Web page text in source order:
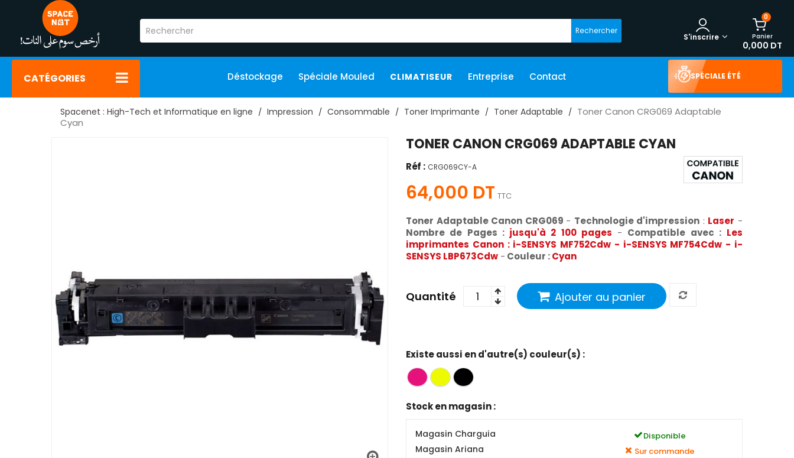
Rechercher
0
Panier
0,000 DT
S'inscrire
CATÉGORIES Déstockage Spéciale Mouled CLIMATISEUR Entreprise Contact SPÉCIALE ÉTÉ
Spacenet : High-Tech et Informatique en ligne Impression Consommable Toner Imprimante Toner Adaptable
Toner Canon CRG069 Adaptable
Cyan
TONER CANON CRG069 ADAPTABLE CYAN
Réf : CRG069CY-A
64,000 DT TTC
Toner Adaptable Canon CRG069 - Technologie d'impression : Laser -
Nombre de Pages : jusqu'à 2 100 pages - Compatible avec : Les
imprimantes Canon : i-SENSYS MF752Cdw - i-SENSYS MF754Cdw - i-
SENSYS LBP673Cdw - Couleur :Cyan
Quantité Ajouter au panier
Existe aussi en d'autre(s) couleur(s) :
Stock en magasin :
Magasin Charguia Disponible
Magasin Ariana Sur commande